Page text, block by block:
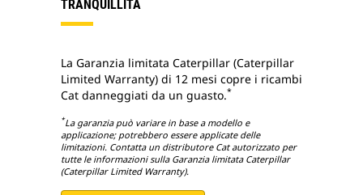
TRANQUILLITÀ
La Garanzia limitata Caterpillar (Caterpillar
Limited Warranty) di 12 mesi copre i ricambi
Cat danneggiati da un guasto.*
*La garanzia può variare in base a modello e
applicazione; potrebbero essere applicate delle
limitazioni. Contatta un distributore Cat autorizzato per
tutte le informazioni sulla Garanzia limitata Caterpillar
(Caterpillar Limited Warranty).